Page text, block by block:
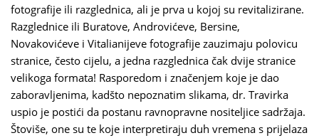
fotografije ili razglednica, ali je prva u kojoj su revitalizirane.
Razglednice ili Buratove, Androvićeve, Bersine,
Novakovićeve i Vitalianijeve fotografije zauzimaju polovicu
stranice, često cijelu, a jedna razglednica čak dvije stranice
velikoga formata! Rasporedom i značenjem koje je dao
zaboravljenima, kadšto nepoznatim slikama, dr. Travirka
uspio je postići da postanu ravnopravne nositeljice sadržaja.
Štoviše, one su te koje interpretiraju duh vremena s prijelaza